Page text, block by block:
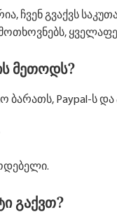
გვაქვს
მეთოდს?
ბარათს, Paypal-ს და
გაქვთ?